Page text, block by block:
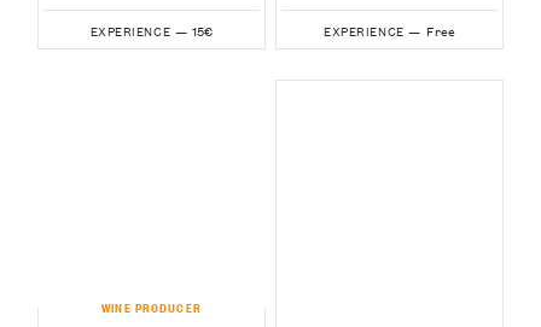
EXPERIENCE — 15€ EXPERIENCE — Free
WINE PRODUCER